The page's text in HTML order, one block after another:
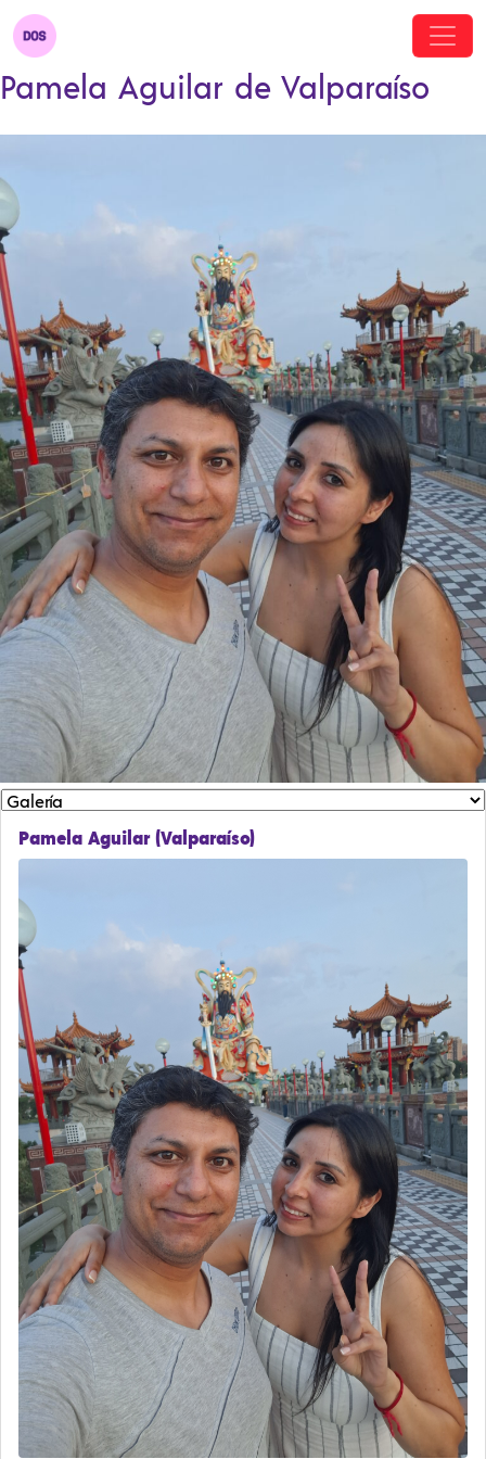
Pamela Aguilar de Valparaíso
Pamela Aguilar (Valparaíso)